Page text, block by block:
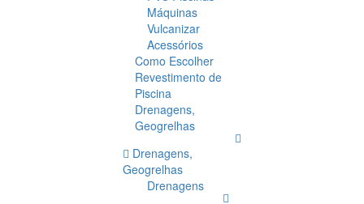
Máquinas
Vulcanizar
Acessórios
Como Escolher
Revestimento de
Piscina
Drenagens,
Geogrelhas
Drenagens,
Geogrelhas
Drenagens